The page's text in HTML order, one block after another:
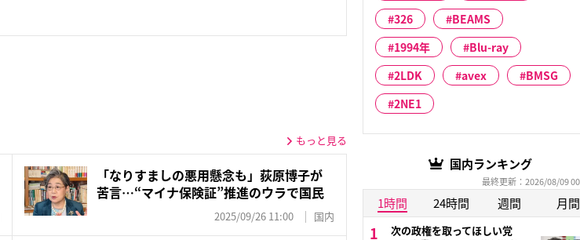
もっと見る
「なりすましの悪用懸念も」荻原博子が
苦言…“マイナ保険証”推進のウラで国民
2025/09/26 11:00 国内
326
BEAMS
1994年
Blu-ray
2LDK
avex
BMSG
2NE1
国内ランキング
最終更新：2026/08/09
1時間 24時間 週間 月間
次の政権を取ってほしい党